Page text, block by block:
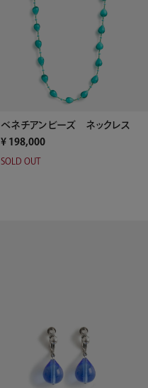
ベネチアンビーズ ネックレス
¥ 198,000
SOLD OUT